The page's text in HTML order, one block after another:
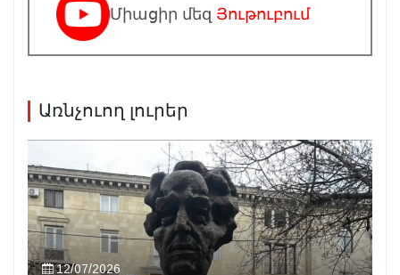
Միացիր մեզ Յութուբում
Առնչուող լուրեր
12/07/2026